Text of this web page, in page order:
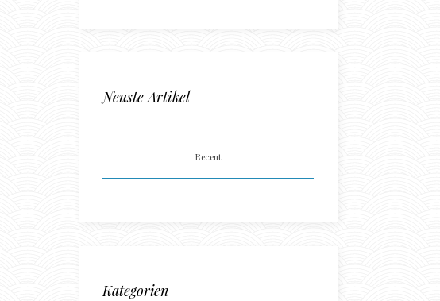
Neuste Artikel
Recent
Kategorien